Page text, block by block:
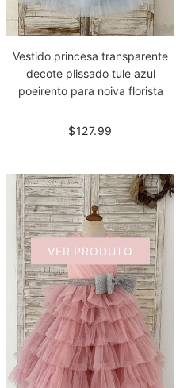
Vestido princesa transparente
decote plissado tule azul
poeirento para noiva florista
$127.99
VER PRODUTO